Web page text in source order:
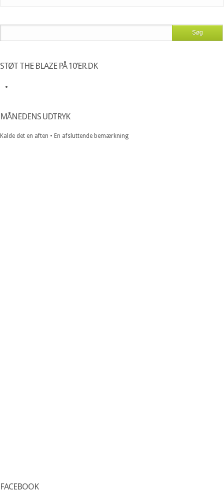
STØT THE BLAZE PÅ 10’ER.DK
MÅNEDENS UDTRYK
Kalde det en aften • En afsluttende bemærkning
FACEBOOK